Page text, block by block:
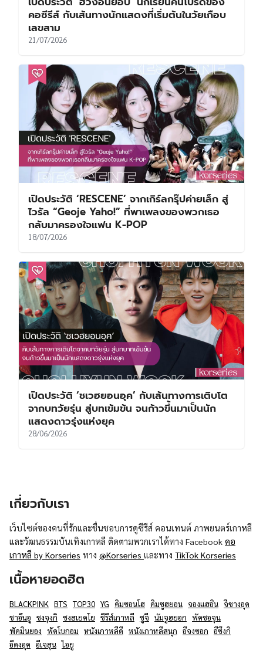
เปิดประวัติ ‘โซจีซอบ’ จากอดีตนักกีฬาว่ายน้ำ สู่
พระเอกแถวหน้าผู้ครองใจผู้ชมมากว่า 30 ปี
26/07/2026
เปิดประวัติ ‘ฮวังอินยอบ’ นักเรียนคนโปรดของ
คอซีรีส์ กับเส้นทางนักแสดงที่เริ่มต้นในวัยเกือบ
เลขสาม
21/07/2026
กลับมาครองใจแฟน K-POP